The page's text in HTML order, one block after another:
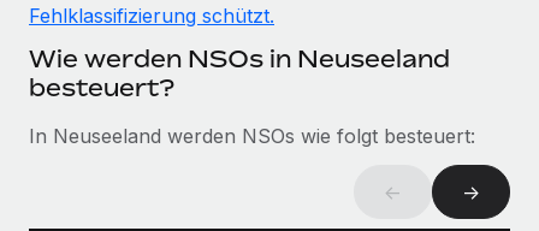
Fehlklassifizierung schützt.
Wie werden NSOs in Neuseeland
besteuert?
In Neuseeland werden NSOs wie folgt besteuert:
← →